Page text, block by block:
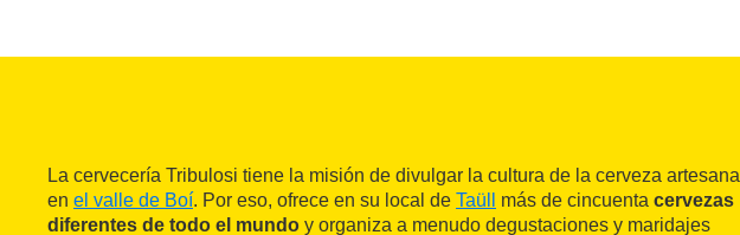
La cervecería Tribulosi tiene la misión de divulgar la cultura de la cerveza artesana
en el valle de Boí. Por eso, ofrece en su local de Taüll más de cincuenta cervezas
diferentes de todo el mundo y organiza a menudo degustaciones y maridajes